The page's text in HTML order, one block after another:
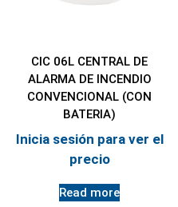
CIC 06L CENTRAL DE
ALARMA DE INCENDIO
CONVENCIONAL (CON
BATERIA)
Inicia sesión para ver el
precio
Read more